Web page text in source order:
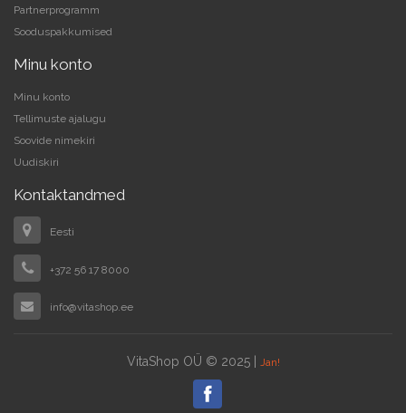
Partnerprogramm
Sooduspakkumised
Minu konto
Minu konto
Tellimuste ajalugu
Soovide nimekiri
Uudiskiri
Kontaktandmed
Eesti
+372 56 17 8000
info@vitashop.ee
VitaShop OÜ © 2025 | Jan!